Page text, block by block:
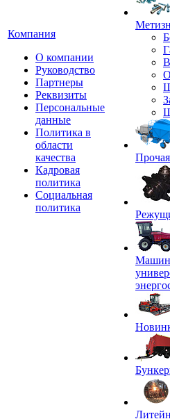
Компания
О компании
Руководство
Партнеры
Реквизиты
Персональные
данные
Политика в
области
качества
Кадровая
политика
Социальная
политика